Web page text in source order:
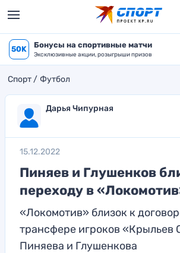
50K Бонусы на спортивные матчи
Эксклюзивные акции, розыгрыши призов
Спорт Футбол
Дарья Чипурная
15.12.2022
Пиняев и Глушенков
переходу в
«Локомотив» близок к
трансфере игроков «Крыльев
Пиняева и Глушенкова